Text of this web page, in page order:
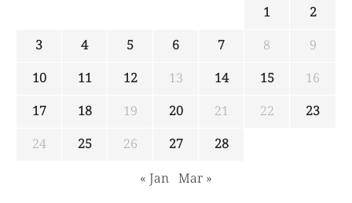
1
2
3
4 5 6 7 8
9
10
11 12 13 14 15
16
17
18 19 20 21 22
23
24
25 26 27
28
« Jan Mar »